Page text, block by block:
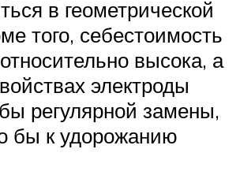
в геометрической
того, себестоимость
высока, а
электроды
регулярной замены,
бы к удорожанию